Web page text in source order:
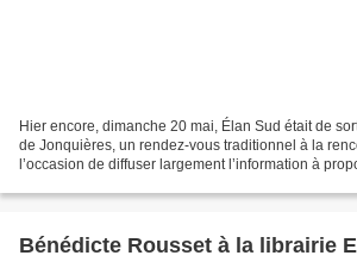
Hier encore, dimanche 20 mai, Élan Sud était de
de Jonquières, un rendez-vous traditionnel à la
l’occasion de diffuser largement l’information à
Bénédicte Rousset à la librairie